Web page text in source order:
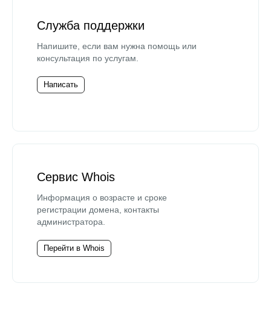
Служба поддержки
Напишите, если вам нужна помощь или
консультация по услугам.
Написать
Сервис Whois
Информация о возрасте и сроке
регистрации домена, контакты
администратора.
Перейти в Whois